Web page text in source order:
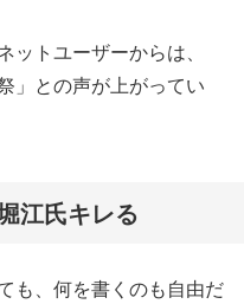
トユーザーからは、
」との声が上がってい
江氏キレる
も、何を書くのも自由だ